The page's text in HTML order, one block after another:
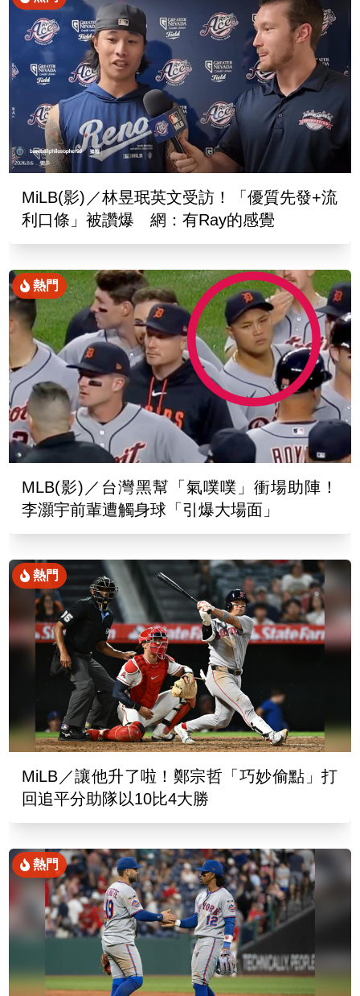
MiLB(影)／林昱珉英文受訪！「優質先發+流
利口條」被讚爆 網：有Ray的感覺
熱門
MLB(影)／台灣黑幫「氣噗噗」衝場助陣！
李灝宇前輩遭觸身球「引爆大場面」
熱門
MiLB／讓他升了啦！鄭宗哲「巧妙偷點」打
回追平分助隊以10比4大勝
熱門